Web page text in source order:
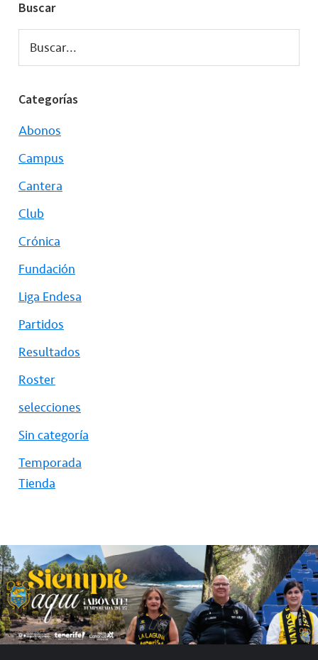
Buscar
Buscar...
Categorías
Abonos
Campus
Cantera
Club
Crónica
Fundación
Liga Endesa
Partidos
Resultados
Roster
selecciones
Sin categoría
Temporada
Tienda